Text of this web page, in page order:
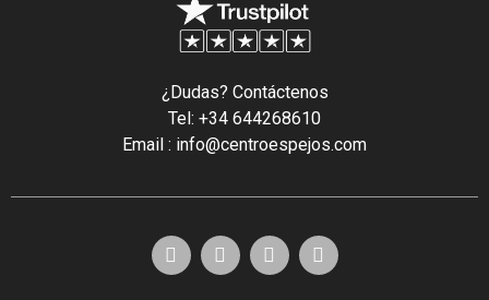
¿Dudas? Contáctenos
Tel: +34 644268610
Email : info@centroespejos.com